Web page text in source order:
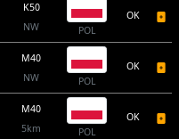
K50
NW
POL
OK
M40
NW
POL
OK
M40
5km
POL
OK